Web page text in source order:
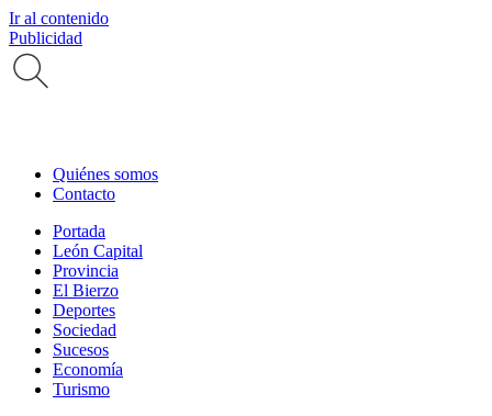
Ir al contenido
Publicidad
Quiénes somos
Contacto
Portada
León Capital
Provincia
El Bierzo
Deportes
Sociedad
Sucesos
Economía
Turismo